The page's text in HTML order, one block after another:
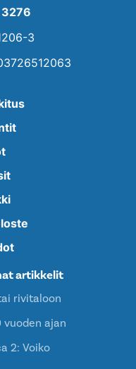
3
artikkelit
rivitaloon
ajan
2: Voiko